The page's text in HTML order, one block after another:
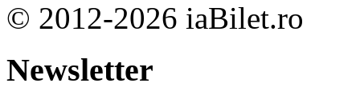
© 2012-2026 iaBilet.ro
Newsletter